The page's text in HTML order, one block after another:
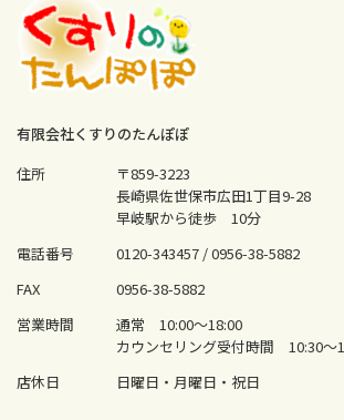
有限会社くすりのたんぽぽ
住所
〒859-3223
長崎県佐世保市広田1丁目9-28
早岐駅から徒歩 10分
電話番号
0120-343457 /0956-38-5882
FAX
0956-38-5882
営業時間
通常 10:00〜18:00
カウンセリング受付時間 10:30〜
店休日
日曜日・月曜日・祝日